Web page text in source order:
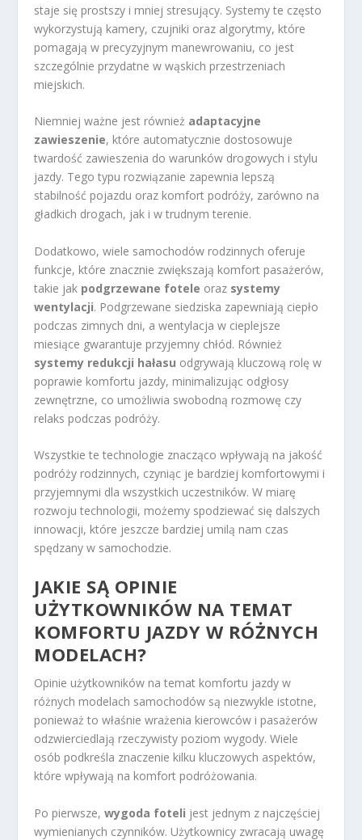
staje się prostszy i mniej stresujący. Systemy te często
wykorzystują kamery, czujniki oraz algorytmy, które
pomagają w precyzyjnym manewrowaniu, co jest
szczególnie przydatne w wąskich przestrzeniach
miejskich.
Niemniej ważne jest również adaptacyjne
zawieszenie, które automatycznie dostosowuje
twardość zawieszenia do warunków drogowych i stylu
jazdy. Tego typu rozwiązanie zapewnia lepszą
stabilność pojazdu oraz komfort podróży, zarówno na
gładkich drogach, jak i w trudnym terenie.
Dodatkowo, wiele samochodów rodzinnych oferuje
funkcje, które znacznie zwiększają komfort pasażerów,
takie jak podgrzewane fotele oraz systemy
wentylacji. Podgrzewane siedziska zapewniają ciepło
podczas zimnych dni, a wentylacja w cieplejsze
miesiące gwarantuje przyjemny chłód. Również
systemy redukcji hałasu odgrywają kluczową rolę w
poprawie komfortu jazdy, minimalizując odgłosy
zewnętrzne, co umożliwia swobodną rozmowę czy
relaks podczas podróży.
Wszystkie te technologie znacząco wpływają na jakość
podróży rodzinnych, czyniąc je bardziej komfortowymi i
przyjemnymi dla wszystkich uczestników. W miarę
rozwoju technologii, możemy spodziewać się dalszych
innowacji, które jeszcze bardziej umilą nam czas
spędzany w samochodzie.
JAKIE SĄ OPINIE
UŻYTKOWNIKÓW NA TEMAT
KOMFORTU JAZDY W RÓŻNYCH
MODELACH?
Opinie użytkowników na temat komfortu jazdy w
różnych modelach samochodów są niezwykle istotne,
ponieważ to właśnie wrażenia kierowców i pasażerów
odzwierciedlają rzeczywisty poziom wygody. Wiele
osób podkreśla znaczenie kilku kluczowych aspektów,
które wpływają na komfort podróżowania.
Po pierwsze,wygoda foteli jest jednym z najczęściej
wymienianych czynników. Użytkownicy zwracają uwagę